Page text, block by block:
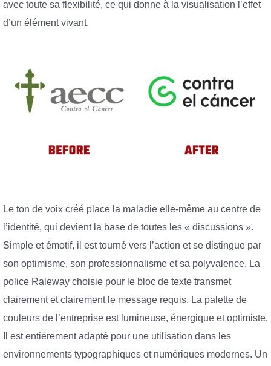
avec toute sa flexibilité, ce qui donne à la visualisation l’effet
d’un élément vivant.
Le ton de voix créé place la maladie elle-même au centre de
l’identité, qui devient la base de toutes les « discussions ».
Simple et émotif, il est tourné vers l’action et se distingue par
son optimisme, son professionnalisme et sa polyvalence. La
police Raleway choisie pour le bloc de texte transmet
clairement et clairement le message requis. La palette de
couleurs de l’entreprise est lumineuse, énergique et optimiste.
Il est entièrement adapté pour une utilisation dans les
environnements typographiques et numériques modernes. Un